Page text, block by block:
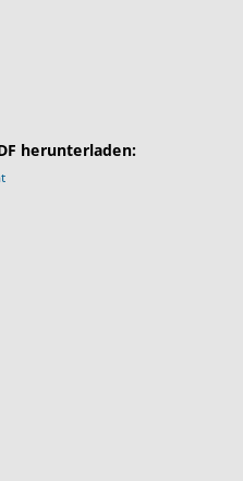
herunterladen: